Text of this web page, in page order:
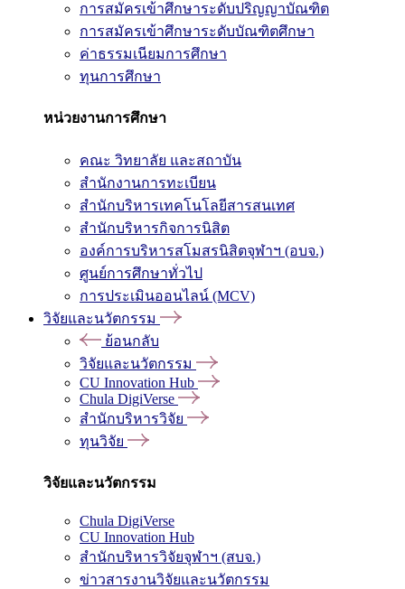
การสมัครเข้าศึกษาระดับปริญญาบัณฑิต
การสมัครเข้าศึกษาระดับบัณฑิตศึกษา
ค่าธรรมเนียมการศึกษา
ทุนการศึกษา
หน่วยงานการศึกษา
คณะ วิทยาลัย และสถาบัน
สำนักงานการทะเบียน
สำนักบริหารเทคโนโลยีสารสนเทศ
สำนักบริหารกิจการนิสิต
องค์การบริหารสโมสรนิสิตจุฬาฯ (อบจ.)
ศูนย์การศึกษาทั่วไป
การประเมินออนไลน์ (MCV)
วิจัยและนวัตกรรม
ย้อนกลับ
วิจัยและนวัตกรรม
CU Innovation Hub
Chula DigiVerse
สำนักบริหารวิจัย
ทุนวิจัย
วิจัยและนวัตกรรม
Chula DigiVerse
CU Innovation Hub
สำนักบริหารวิจัยจุฬาฯ (สบจ.)
ข่าวสารงานวิจัยและนวัตกรรม